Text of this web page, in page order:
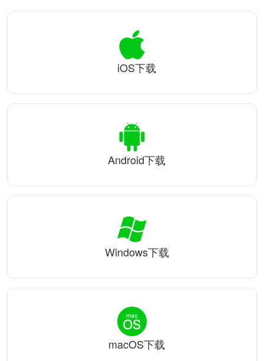
iOS下载
Android下载
Windows下载
macOS下载